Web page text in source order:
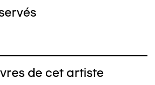
de cet artiste